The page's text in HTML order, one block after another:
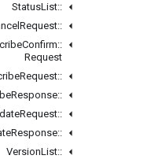
::
StatusList
::
Request
::
Confirm
Request
::
Request
::
Response
::
Request
::
Response
::
VersionList